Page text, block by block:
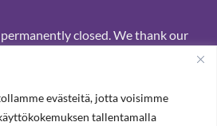
evästeitä, jotta voisimme
tallentamalla
closed. We thank our
and welcome you to our Tampere